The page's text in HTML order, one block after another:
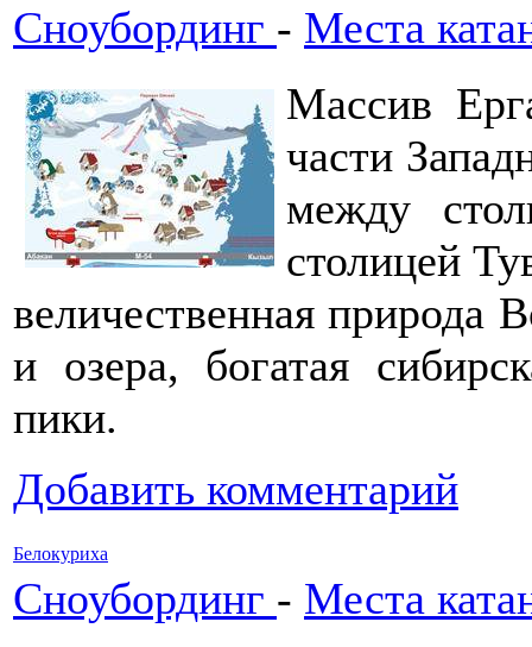
Сноубординг - Места
Массив
части
между
столицей
величественная природа
и озера, богатая
пики.
Добавить комментарий
Белокуриха
Сноубординг - Места